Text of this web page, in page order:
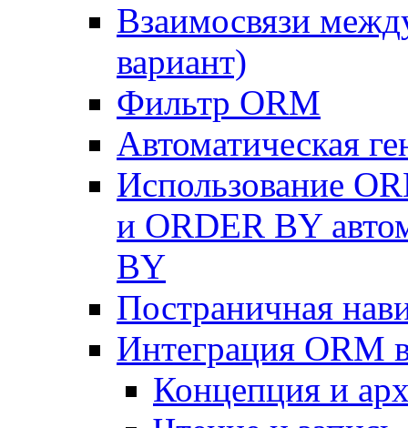
Взаимосвязи
вариант)
Фильтр ORM
Автоматическая
Использование
и ORDER BY
BY
Постраничная
Интеграция ORM
Концепция и